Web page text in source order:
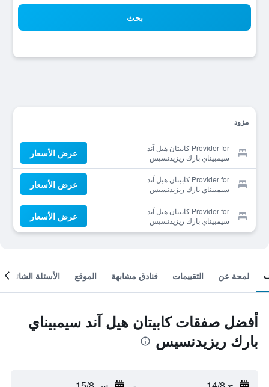
بحث
مزود
Provider for كابيتان هيل آند
سيمبيناي بارك ريزيدنسيس
عرض الأسعار
Provider for كابيتان هيل آند
سيمبيناي بارك ريزيدنسيس
عرض الأسعار
Provider for كابيتان هيل آند
سيمبيناي بارك ريزيدنسيس
عرض الأسعار
لمحة عن التقييمات فنادق مشابهة الموقع الأسئلة الشائعة
أفضل صفقات كابيتان هيل آند سيمبيناي
بارك ريزيدنسيس